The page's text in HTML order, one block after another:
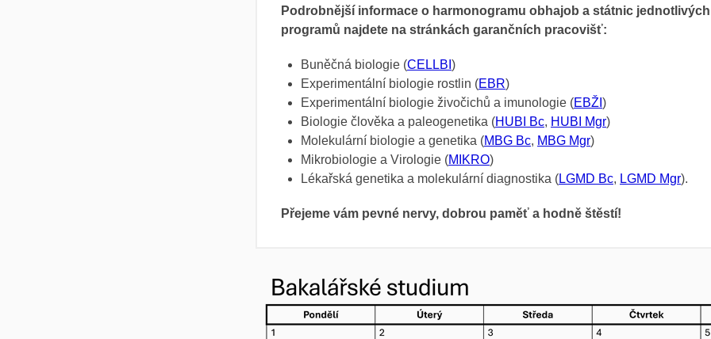
Podrobnější informace o harmonogramu obhajob a státnic
programů najdete na stránkách garančních pracovišť:
Buněčná biologie (CELLBI )
Experimentální biologie rostlin (EBR)
Experimentální biologie živočichů a imunologie (EBŽI )
Biologie člověka a paleogenetika (HUBI Bc, HUBI Mgr)
Molekulární biologie a genetika (MBG Bc, MBG Mgr)
Mikrobiologie a Virologie (MIKRO)
Lékařská genetika a molekulární diagnostika (LGMD Bc, LGMD Mgr).
Přejeme vám pevné nervy, dobrou paměť a hodně štěstí!